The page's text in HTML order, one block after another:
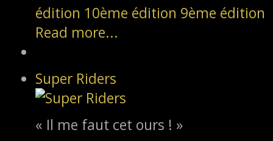
édition 10ème édition 9ème édition
Read more...
Super Riders
« Il me faut cet ours ! »